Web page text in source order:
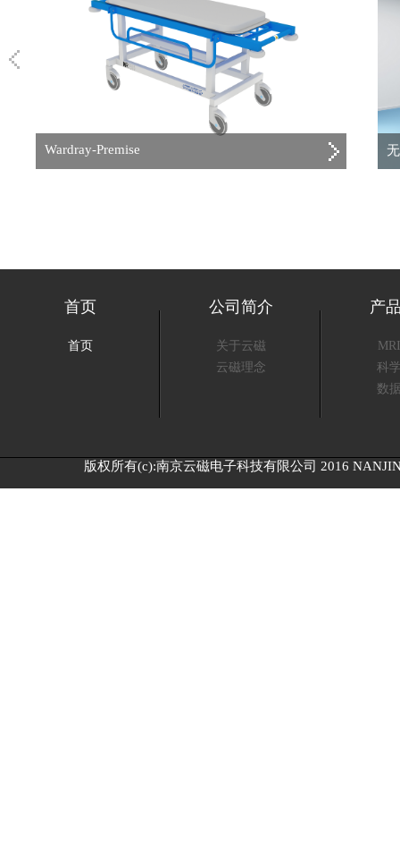
Wardray-Premise
首页
首页
公司简介
关于云磁
云磁理念
产
科
数
版权所有(c):南京云磁电子科技有限公司 2016